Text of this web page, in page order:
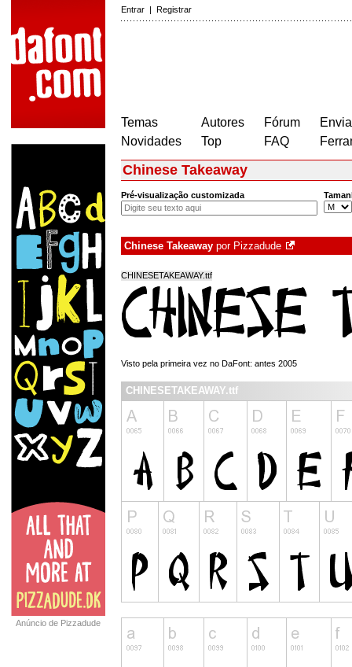
Entrar | Registrar
Temas
Novidades
Autores
Top
Fórum
FAQ
Anúncio de Pizzadude
Chinese Takeaway
Pré-visualização customizada
Chinese Takeaway por Pizzadude
CHINESETAKEAWAY.ttf
Visto pela primeira vez no DaFont: antes 2005
CHINESETAKEAWAY.ttf